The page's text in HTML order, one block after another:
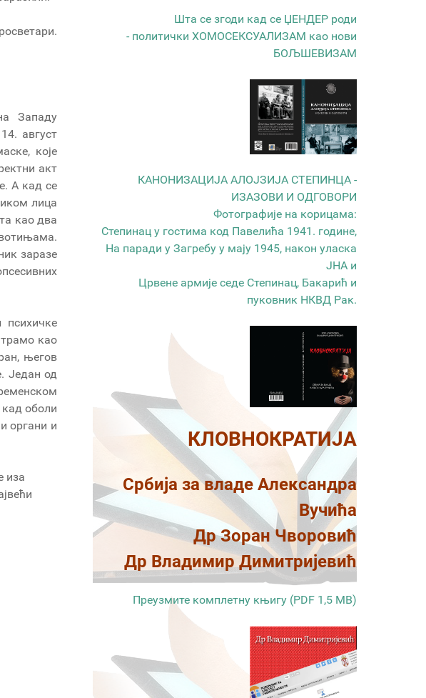
Западу
август
које
акт
А кад се
лица
као два
заразе
као
његов
Један од
кад оболи
органи и
иза
Шта се згоди кад се ЏЕНДЕР роди
- политички ХОМОСЕКСУАЛИЗАМ као нови
БОЉШЕВИЗАМ
КАНОНИЗАЦИЈА АЛОЈЗИЈА СТЕПИНЦА -
ИЗАЗОВИ И ОДГОВОРИ
Фотографије на корицама:
Степинац у гостима код Павелића 1941. године,
На паради у Загребу у мају 1945, након уласка
ЈНА и
Црвене армије седе Степинац, Бакарић и
пуковник НКВД Рак.
КЛОВНОКРАТИЈА
Србија за владе Александра
Вучића
Др Зоран Чворовић
Др Владимир Димитријевић
Преузмите комплетну књигу (PDF 1,5 MB)